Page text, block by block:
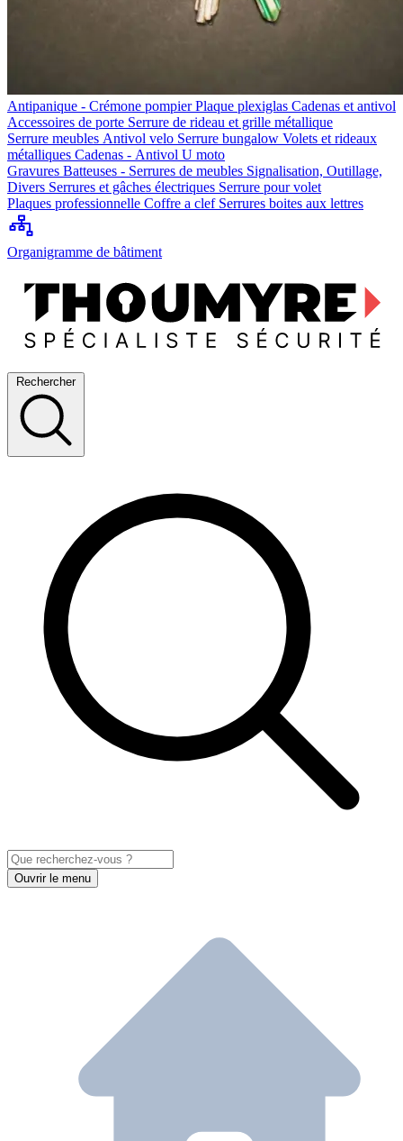
Antipanique - Crémone pompierPlaque plexiglas Cadenas et antivol
Accessoires de porte Serrure de rideau et grille métallique
Serrure meubles Antivol velo Serrure bungalow Volets et rideaux
métalliques Cadenas - Antivol U moto
Gravures Batteuses - Serrures de meubles Signalisation, Outillage,
Divers Serrures et gâches électriques Serrure pour volet
Plaques professionnelle Coffre a clef Serrures boites aux lettres
Organigramme de bâtiment
Rechercher
Ouvrir le menu